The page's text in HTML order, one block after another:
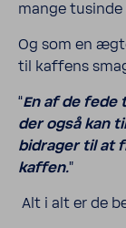
mange
Og som en
til kaffens
“En af de fede
der også kan
bidrager til at
kaffen.”
Alt i alt er de